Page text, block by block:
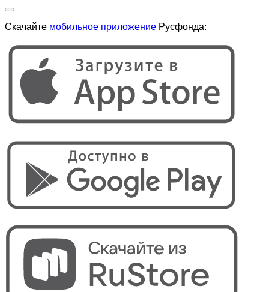
Скачайте мобильное приложение Русфонда: